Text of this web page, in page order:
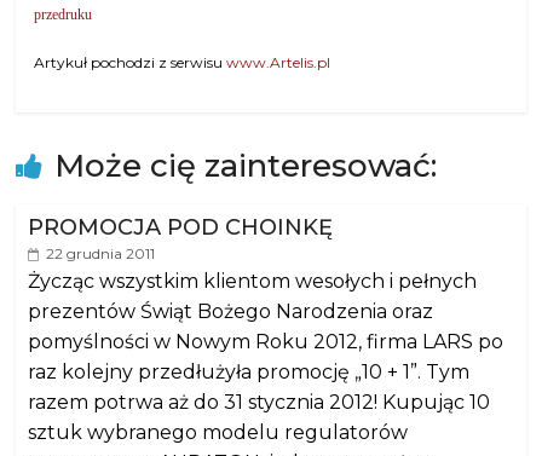
przedruku
Artykuł pochodzi z serwisuwww.Artelis.pl
Może cię zainteresować:
PROMOCJA POD CHOINKĘ
22 grudnia 2011
Życząc wszystkim klientom wesołych i pełnych
prezentów Świąt Bożego Narodzenia oraz
pomyślności w Nowym Roku 2012, firma LARS po
raz kolejny przedłużyła promocję „10 + 1”. Tym
razem potrwa aż do 31 stycznia 2012! Kupując 10
sztuk wybranego modelu regulatorów